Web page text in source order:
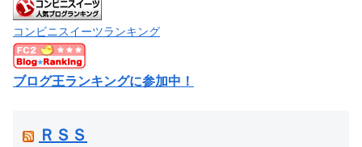
コンビニスイーツランキング
ブログ王ランキングに参加中！
ＲＳＳ